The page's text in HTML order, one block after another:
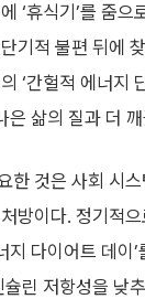
‘휴식기’를 줌
기적 불편 뒤에
‘간헐적 에너지
은 삶의 질과 더
한 것은 사회 시
방이다. 정기적
지 다이어트 데
린 저항성을 낮